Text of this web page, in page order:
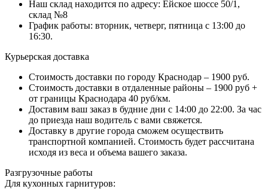
Наш склад находится по адресу: Ейское шоссе 50/1,
склад №8
График работы: вторник, четверг, пятница с 13:00 до
16:30.
Курьерская доставка
Стоимость доставки по городу Краснодар – 1900 руб.
Стоимость доставки в отдаленные районы – 1900 руб +
от границы Краснодара 40 руб/км.
Доставим ваш заказ в будние дни с 14:00 до 22:00. За час
до приезда наш водитель с вами свяжется.
Доставку в другие города сможем осуществить
транспортной компанией. Стоимость будет рассчитана
исходя из веса и объема вашего заказа.
Разгрузочные работы
Для кухонных гарнитуров: